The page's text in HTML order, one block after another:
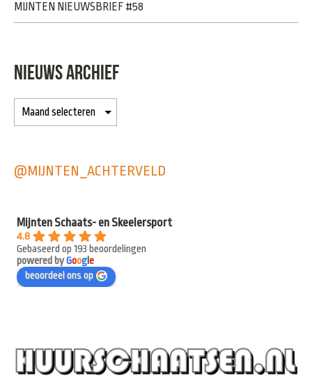
MIJNTEN NIEUWSBRIEF #58
NIEUWS ARCHIEF
@MIJNTEN_ACHTERVELD
Mijnten Schaats- en Skeelersport
4.8
Gebaseerd op 193 beoordelingen
powered byGooge
beoordeel ons op